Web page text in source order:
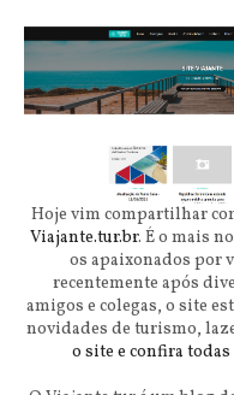
Hoje vim compartilhar
Viajante.tur.br. É o mais
os apaixonados por
recentemente após
amigos e colegas, o site
novidades de turismo,
o site e confira